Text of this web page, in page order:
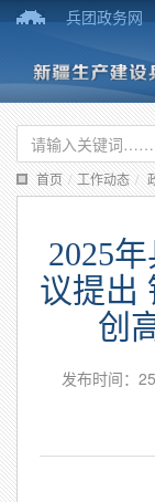
兵团政务网
首页 / 工作动态 /
2025
议提出
创
发布时间：